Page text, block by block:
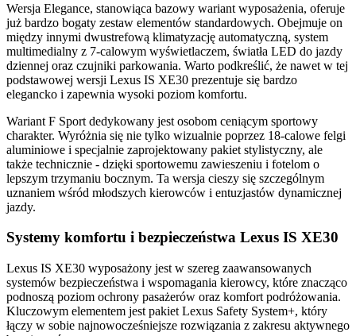
Wersja Elegance, stanowiąca bazowy wariant wyposażenia, oferuje
już bardzo bogaty zestaw elementów standardowych. Obejmuje on
między innymi dwustrefową klimatyzację automatyczną, system
multimedialny z 7-calowym wyświetlaczem, światła LED do jazdy
dziennej oraz czujniki parkowania. Warto podkreślić, że nawet w tej
podstawowej wersji Lexus IS XE30 prezentuje się bardzo
elegancko i zapewnia wysoki poziom komfortu.
Wariant F Sport dedykowany jest osobom ceniącym sportowy
charakter. Wyróżnia się nie tylko wizualnie poprzez 18-calowe felgi
aluminiowe i specjalnie zaprojektowany pakiet stylistyczny, ale
także technicznie - dzięki sportowemu zawieszeniu i fotelom o
lepszym trzymaniu bocznym. Ta wersja cieszy się szczególnym
uznaniem wśród młodszych kierowców i entuzjastów dynamicznej
jazdy.
Systemy komfortu i bezpieczeństwa Lexus IS XE30
Lexus IS XE30 wyposażony jest w szereg zaawansowanych
systemów bezpieczeństwa i wspomagania kierowcy, które znacząco
podnoszą poziom ochrony pasażerów oraz komfort podróżowania.
Kluczowym elementem jest pakiet Lexus Safety System+, który
łączy w sobie najnowocześniejsze rozwiązania z zakresu aktywnego